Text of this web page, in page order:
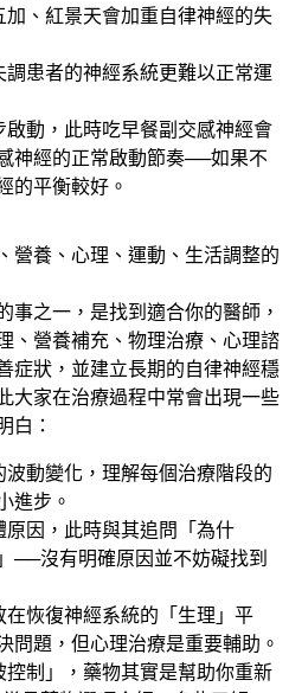
、紅景天會加重自律神經的失
患者的神經系統更難以正常運
動，此時吃早餐副交感神經會
神經的正常啟動節奏──如果不
的平衡較好。
營養、心理、運動、生活調整的
事之一，是找到適合你的醫師，
、營養補充、物理治療、心理諮
症狀，並建立長期的自律神經穩
大家在治療過程中常會出現一些
白：
動變化，理解每個治療階段的
進步。
因，此時與其追問「為什
──沒有明確原因並不妨礙找到
恢復神經系統的「生理」平
問題，但心理治療是重要輔助。
制」，藥物其實是幫助你重新